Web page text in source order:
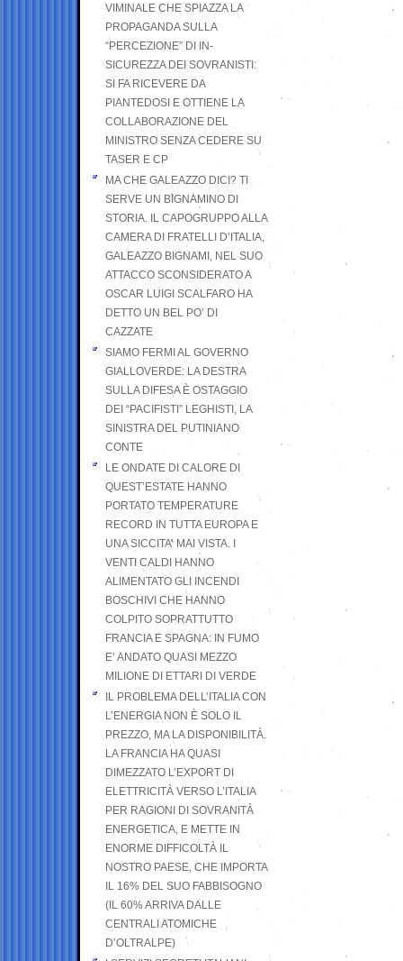
VIMINALE CHE SPIAZZA LA
PROPAGANDA SULLA
“PERCEZIONE” DI IN-
SICUREZZA DEI SOVRANISTI:
SI FA RICEVERE DA
PIANTEDOSI E OTTIENE LA
COLLABORAZIONE DEL
MINISTRO SENZA CEDERE SU
TASER E CP
MA CHE GALEAZZO DICI? TI
SERVE UN BIGNAMINO DI
STORIA. IL CAPOGRUPPO ALLA
CAMERA DI FRATELLI D’ITALIA,
GALEAZZO BIGNAMI, NEL SUO
ATTACCO SCONSIDERATO A
OSCAR LUIGI SCALFARO HA
DETTO UN BEL PO’ DI
CAZZATE
SIAMO FERMI AL GOVERNO
GIALLOVERDE: LA DESTRA
SULLA DIFESA È OSTAGGIO
DEI “PACIFISTI” LEGHISTI, LA
SINISTRA DEL PUTINIANO
CONTE
LE ONDATE DI CALORE DI
QUEST’ESTATE HANNO
PORTATO TEMPERATURE
RECORD IN TUTTA EUROPA E
UNA SICCITA’ MAI VISTA. I
VENTI CALDI HANNO
ALIMENTATO GLI INCENDI
BOSCHIVI CHE HANNO
COLPITO SOPRATTUTTO
FRANCIA E SPAGNA: IN FUMO
E’ ANDATO QUASI MEZZO
MILIONE DI ETTARI DI VERDE
IL PROBLEMA DELL’ITALIA CON
L’ENERGIA NON È SOLO IL
PREZZO, MA LA DISPONIBILITÀ.
LA FRANCIA HA QUASI
DIMEZZATO L’EXPORT DI
ELETTRICITÀ VERSO L’ITALIA
PER RAGIONI DI SOVRANITÀ
ENERGETICA, E METTE IN
ENORME DIFFICOLTÀ IL
NOSTRO PAESE, CHE IMPORTA
IL 16% DEL SUO FABBISOGNO
(IL 60% ARRIVA DALLE
CENTRALI ATOMICHE
D’OLTRALPE)